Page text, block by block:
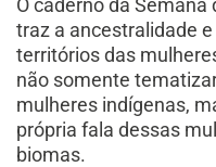
traz a ancestralidade
territórios das
não somente
mulheres indígenas,
própria fala dessas
biomas.